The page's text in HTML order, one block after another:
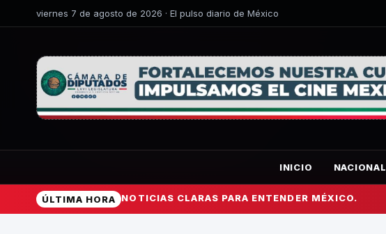
viernes 7 de agosto de 2026 · El pulso diario de México
INICIO NACIONAL
ÚLTIMA HORA NOTICIAS CLARAS PARA ENTENDER MÉXICO.